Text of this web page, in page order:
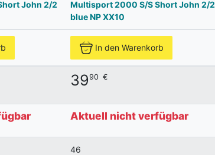
John 2/2
Multisport 2000 S/S Short John 2/2
blue NP XX10
In den Warenkorb
3990 €
Aktuell nicht verfügbar
46